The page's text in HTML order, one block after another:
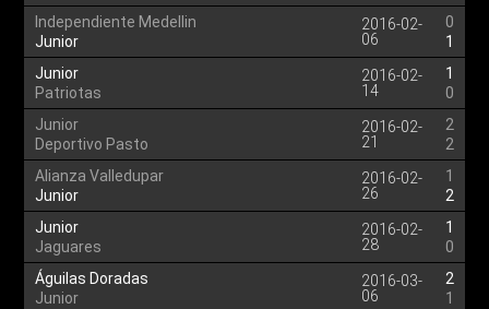
Independiente Medellin
Junior
2016-02-
06
0
1
Junior
Patriotas
2016-02-
14
1
0
Junior
Deportivo Pasto
2016-02-
21
2
2
Alianza Valledupar
Junior
2016-02-
26
1
2
Junior
Jaguares
2016-02-
28
1
0
Águilas Doradas
Junior
2016-03-
06
2
1